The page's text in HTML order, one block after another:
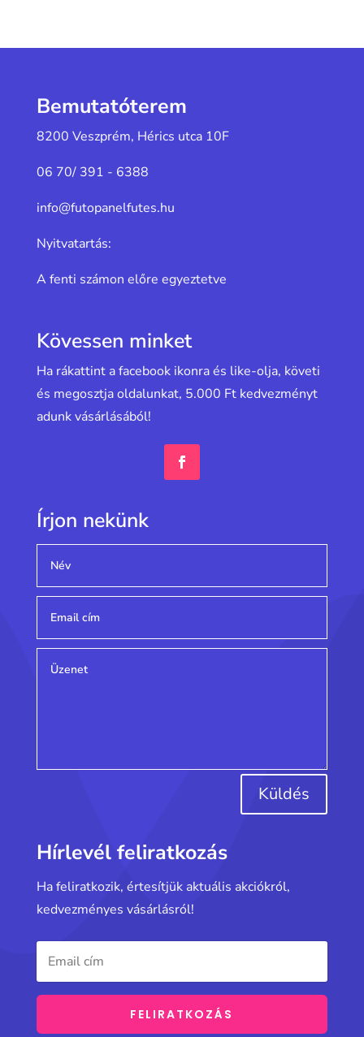
Bemutatóterem
8200 Veszprém, Hérics utca 10F
06 70/ 391 - 6388
info@futopanelfutes.hu
Nyitvatartás:
A fenti számon előre egyeztetve
Kövessen minket
Ha rákattint a facebook ikonra és like-olja, követi
és megosztja oldalunkat, 5.000 Ft kedvezményt
adunk vásárlásából!
Írjon nekünk
Küldés
Hírlevél feliratkozás
Ha feliratkozik, értesítjük aktuális akciókról,
kedvezményes vásárlásról!
FELIRATKOZÁS